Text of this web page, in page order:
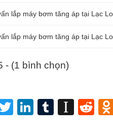
lắp máy bơm tăng áp tại Lạc
lắp máy bơm tăng áp tại Lạc
- (1 bình chọn)
TwitterLinkedIn
Tumblr